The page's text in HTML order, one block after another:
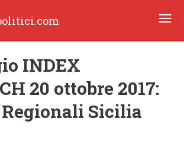
INDEX
20 ottobre 2017:
Sicilia